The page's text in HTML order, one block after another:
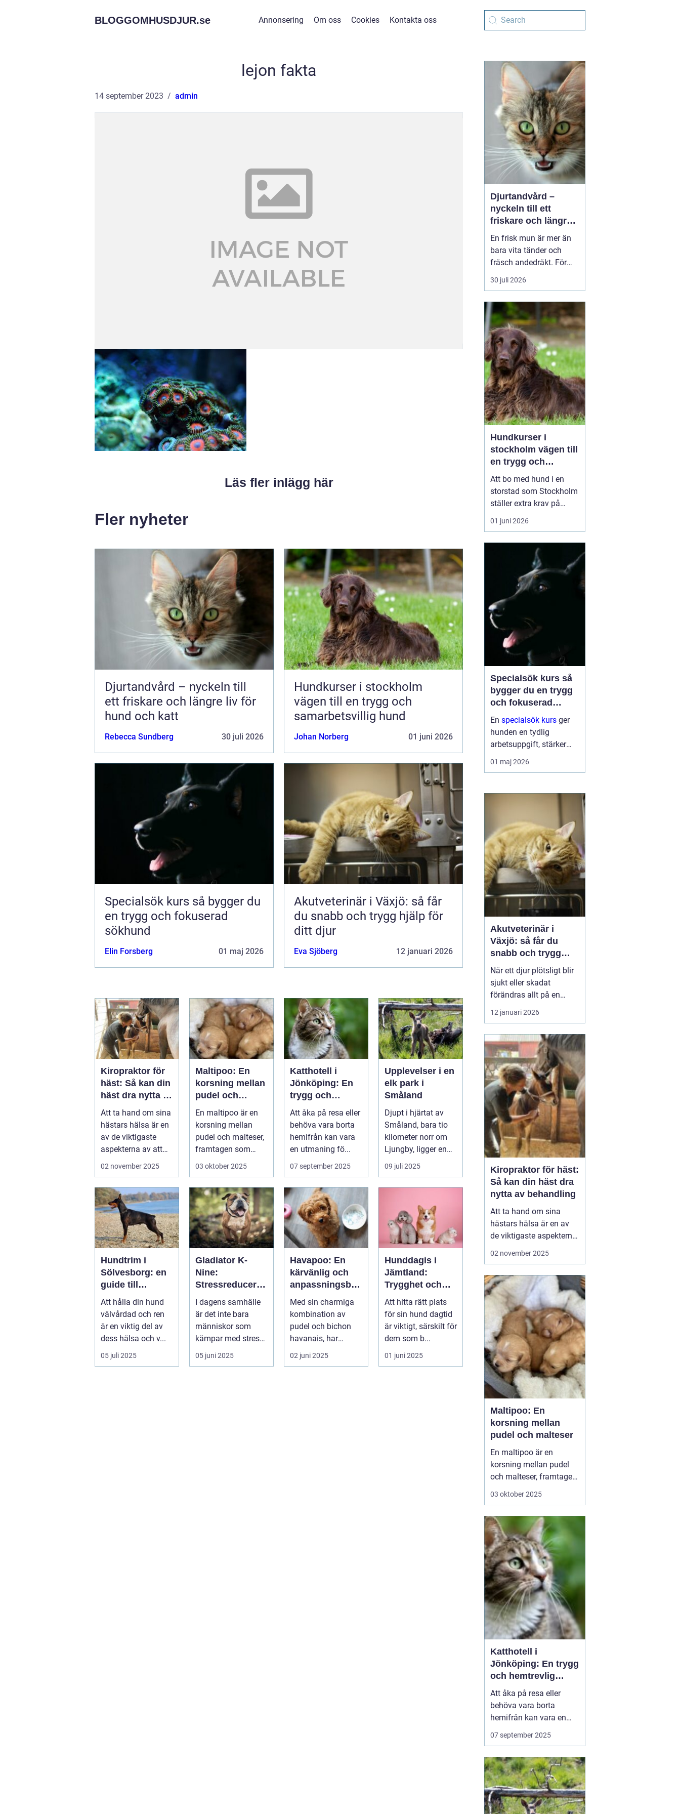
BLOGGOMHUSDJUR.se Annonsering Om oss Cookies Kontakta oss
lejon fakta
14 september 2023 admin
Läs fler inlägg här
Fler nyheter
Djurtandvård – nyckeln till
ett friskare och längre liv för
hund och katt
Rebecca Sundberg 30 juli 2026
Hundkurser i stockholm
vägen till en trygg och
samarbetsvillig hund
Johan Norberg 01 juni 2026
Specialsök kurs så bygger du
en trygg och fokuserad
sökhund
Elin Forsberg 01 maj 2026
Akutveterinär i Växjö: så får
du snabb och trygg hjälp för
ditt djur
Eva Sjöberg 12 januari 2026
Kiropraktor för
häst: Så kan din
häst dra nytta av
behandling
Att ta hand om sina
hästars hälsa är en
av de viktigaste
aspekterna av att
vara h&aum...
02 november 2025
Maltipoo: En
korsning mellan
pudel och
malteser
En maltipoo är en
korsning mellan
pudel och malteser,
framtagen som
sällskapshund. Den
03 oktober 2025
Katthotell i
Jönköping: En
trygg och
hemtrevlig
lösning för din
katt
Att åka på resa eller
behöva vara borta
hemifrån kan vara
en utmaning fö...
07 september 2025
Upplevelser i en
elk park i
Småland
Djupt i hjärtat av
Småland, bara tio
kilometer norr om
Ljungby, ligger en
av Sveriges mes...
09 juli 2025
Hundtrim i
Sölvesborg: en
guide till
friskare och
gladare hundar
Att hålla din hund
välvårdad och ren
är en viktig del av
dess hälsa och v...
05 juli 2025
Gladiator K-
Nine:
Stressreduceran
de och
ångestdämpand
e hundhalsband
I dagens samhälle
är det inte bara
människor som
kämpar med stress
och ång...
05 juni 2025
Havapoo: En
kärvänlig och
anpassningsbar
familjemedlem
Med sin charmiga
kombination av
pudel och bichon
havanais, har
Havapoo snabbt
blivit en älsklin...
02 juni 2025
Hunddagis i
Jämtland:
Trygghet och
glädje för din
fyrfota vän
Att hitta rätt plats
för sin hund dagtid
är viktigt, särskilt för
dem som b...
01 juni 2025
Djurtandvård –
nyckeln till ett
friskare och längre
liv för hund och katt
En frisk mun är mer än
bara vita tänder och
fräsch andedräkt. För
hundar och katter
påverkar munhälsan
från inflammerat
tandkött kan spridas till
blodet och belasta hjär...
30 juli 2026
Hundkurser i
stockholm vägen till
en trygg och
samarbetsvillig
hund
Att bo med hund i en
storstad som Stockholm
ställer extra krav på
både människa och djur.
Trånga trottoarer,
kollektivtrafik och
många störningar gör
vardagen utmanande.
Samtidigt vill många ha
en hund som fungerar i
alla lägen, ...
01 juni 2026
Specialsök kurs så
bygger du en trygg
och fokuserad
sökhund
En specialsök kurs ger
hunden en tydlig
arbetsuppgift, stärker
självförtroendet och
skapar ett bättre
och förare. Genom
specifika dofte...
01 maj 2026
Akutveterinär i
Växjö: så får du
snabb och trygg
hjälp för ditt djur
När ett djur plötsligt blir
sjukt eller skadat
förändras allt på en
sekund. Pulsen stiger,
oron tar över och många
samtidigt. Var finns
närmasteakut...
12 januari 2026
Kiropraktor för häst:
Så kan din häst dra
nytta av behandling
Att ta hand om sina
hästars hälsa är en av
de viktigaste aspekterna
av att vara hästägare.
både förbättra
prestationsförmågan
och f...
02 november 2025
Maltipoo: En
korsning mellan
pudel och malteser
En maltipoo är en
korsning mellan pudel
och malteser, framtagen
som sällskapshund. Den
har mjuk, ofta lockig
päls som fäller minimalt.
Temperamentet är
socialt, lekfullt o...
03 oktober 2025
Katthotell i
Jönköping: En trygg
och hemtrevlig
lösning för din katt
Att åka på resa eller
behöva vara borta
hemifrån kan vara en
utmaning för djurägare.
Särskilt för kattägare
när man behöver lämna
sina älskade fyrbenta
v&...
07 september 2025